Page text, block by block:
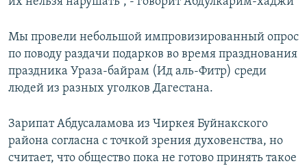
Мы провели небольшой импровизированный опрос
по поводу раздачи подарков во время празднования
праздника Ураза-байрам (Ид аль-Фитр) среди
людей из разных уголков Дагестана.
Зарипат Абдусаламова из Чиркея Буйнакского
района согласна с точкой зрения духовенства, но
считает, что общество пока не готово принять такое